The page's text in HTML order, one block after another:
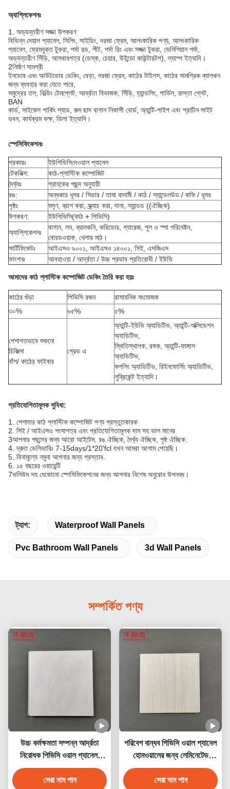
অ্যাপ্লিকেশনঃ
1. অভ্যন্তরীণ সজ্জা উপকরণ
বিভিন্ন দেয়াল প্যানেল, সিলিং, সাইডিং, দরজা ফ্রেম, আলংকারিক পণ্য, আলংকারিক
প্যানেল, ফ্রেমযুক্ত টুকরা, পর্দা রড, শীট, পর্দা রিং এবং সজ্জা টুকরা, ভেনিশিয়ান পর্দা,
অভ্যন্তরীণ সিঁড়ি, আসবাবপত্র (ডেস্ক, চেয়ার, উইন্ডো কাউন্টারটপ), ল্যাম্প ইত্যাদি।
2নির্মাণ সামগ্রী
ইনডোর এবং আউটডোর ডেকিং, বেড়া, দরজা ফ্রেম, কাঠের টাইলস, কাঠের সামগ্রিক ব্যালকন
জন্য ব্যবহার করা যেতে পারে,
সমুদ্রের তল, বিল্ডিং টেমপ্লেট, আর্দ্রতা বিভাজক, সিঁড়ি, হ্যান্ডলিং, গার্ডিল, রাস্তা প্লেট,
BAN
কার্ড, সাইকেল পার্কিং শ্যাড, রুম ছাদ বাগান নিকাশী বোর্ড, অ্যান্টি-পাইপ এবং প্রাচীন সাইট
ভবন, কার্যক্রম কক্ষ, ভিলা ইত্যাদি।
স্পেসিফিকেশনঃ
প্রকারঃ ইউপিভিসিদেওয়াল প্যানেল
টেকনিক্স:
কাঠ-প্লাস্টিক কম্পোজিট
দৈর্ঘ্যঃ
গ্রাহকের পছন্দ অনুযায়ী
রঙ:
অন্ধকার ধূসর / সিডার / তামা বাদামী / কাঠ / স্যান্ডেলউড / কফি / ধূসর
পৃষ্ঠঃ
মসৃণ, ব্রাশ করা, স্ক্র্যাচ করা, দানা, স্যান্ডড ((ঐচ্ছিক)
উপকরণ:
ইউপিভিসি(কাঠ + পিভিসি)
অ্যাপ্লিকেশনঃ
বাগান, লন, ব্যালকনি, করিডোর, গ্যারেজ, পুল ও স্পা পরিবেষ্টন,
বোরডওয়াক, খেলার মাঠ।
সার্টিফিকেটঃ
আইএসও ৯০০১, আইএসও ১৪০০১, সিই, এসজিএস
ফাংশনঃ
আবহাওয়া / আর্দ্রতা / উচ্চ প্রভাব প্রতিরোধী / ইউভি
আমাদের কাঠ প্লাস্টিক কম্পোজিট ডেকিং তৈরি করা হয়ঃ
কাঠের গুঁড়া পিভিসি রজন
রাসায়নিক সংযোজক
৩০%
৬৫% ৫%
পেশাগতভাবে শুকনো
চিকিত্সা
বাঁশ/ কাঠের ফাইবার
গ্রেড এ
অ্যান্টি-ইউভি অ্যাডিটিভ, অ্যান্টি-অক্সিডেশন
অ্যাডিটিভ,
স্থিতিস্থাপক, রঙ্গক, অ্যান্টি-ফাঙ্গাস
অ্যাডিটিভ,
কপলিং অ্যাডিটিভ, রিইনফোর্সিং অ্যাডিটিভ,
লুব্রিকেন্ট ইত্যাদি।
প্রতিযোগিতামূলক সুবিধা:
1. পেশাদার কাঠ প্লাস্টিক কম্পোজিট পণ্য প্রস্তুতকারক
2. সিই / আইএসও শংসাপত্র এবং প্রতিযোগিতামূলক দাম সহ ভাল মানের
3আপনার পছন্দের জন্য আরো আইটেম. রঙ ঐচ্ছিক, দৈর্ঘ্য ঐচ্ছিক, পৃষ্ঠ ঐচ্ছিক.
4. দ্রুত ডেলিভারিঃ 7-15days/1*20'fcl যখন আমরা আগাম পেয়েছি।
5. বিনামূল্যে নমুনা আপনার জন্য প্রস্তাব.
6. ১৫ বছরের ওয়ারেন্টি
7ভলিউম সহ যেকোনো স্পেসিফিকেশনের জন্য আপনার বিশেষ অনুরোধ উপলব্ধ।
ট্যাগ: Waterproof Wall Panels
Pvc Bathroom Wall Panels 3d Wall Panels
সম্পর্কিত পণ্য
উচ্চ কর্মক্ষমতা সম্পন্ন আর্দ্রতা
নিরোধক পিভিসি ওয়াল প্যানেল,
মার্বেল ডিজাইন সহ
সেরা দাম পান
পরিবেশ বান্ধব পিভিসি ওয়াল প্যানেল
হোমওয়ালের জন্য লেমিনেটেড
পিভিসি ডেকোরেশন প্যানেল
সেরা দাম পান